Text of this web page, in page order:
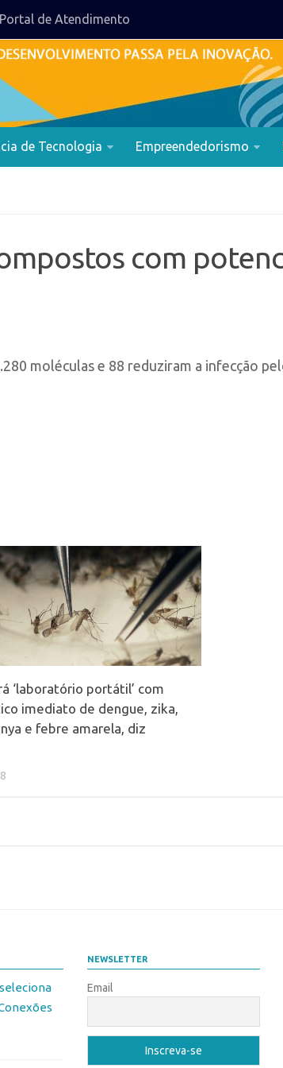
Portal de Atendimento
de Tecnologia Empreendedorismo
com
moléculas e 88 reduziram a infecção
‘laboratório portátil’ com
imediato de dengue, zika,
e febre amarela, diz
NEWSLETTER
Email